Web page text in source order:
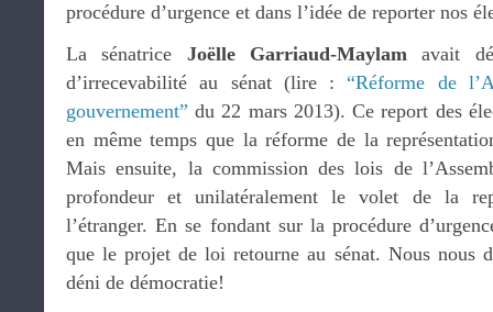
procédure d’urgence et dans l’idée de reporter nos
La sénatrice Joëlle Garriaud-Maylam avait
d’irrecevabilité au sénat (lire : “Réforme de
gouvernement”du 22 mars 2013). Ce report des
en même temps que la réforme de la
Mais ensuite, la commission des lois de
profondeur et unilatéralement le volet de la
l’étranger. En se fondant sur la procédure
que le projet de loi retourne au sénat. Nous nous
déni de démocratie!